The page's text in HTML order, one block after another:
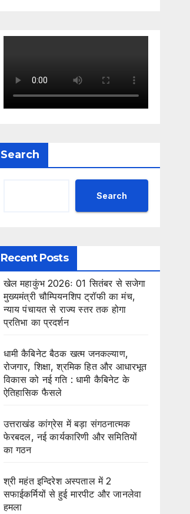
Search
Search
Recent Posts
खेल महाकुंभ 2026ः 01 सितंबर से सजेगा
मुख्यमंत्री चौम्पियनशिप ट्रॉफी का मंच,
न्याय पंचायत से राज्य स्तर तक होगा
प्रतिभा का प्रदर्शन
धामी कैबिनेट बैठक खत्म जनकल्याण,
रोजगार, शिक्षा, श्रमिक हित और आधारभूत
विकास को नई गति : धामी कैबिनेट के
ऐतिहासिक फैसले
उत्तराखंड कांग्रेस में बड़ा संगठनात्मक
फेरबदल, नई कार्यकारिणी और समितियों
का गठन
श्री महंत इन्दिरेश अस्पताल में 2
सफाईकर्मियों से हुई मारपीट और जानलेवा
हमला